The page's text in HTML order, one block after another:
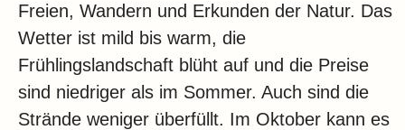
Freien, Wandern und Erkunden der Natur. Das
Wetter ist mild bis warm, die
Frühlingslandschaft blüht auf und die Preise
sind niedriger als im Sommer. Auch sind die
Strände weniger überfüllt. Im Oktober kann es